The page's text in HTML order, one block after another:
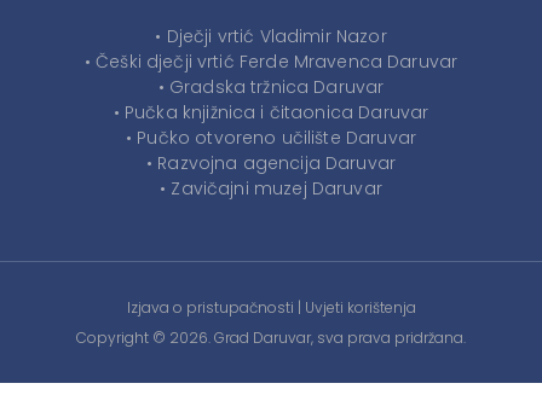
• Dječji vrtić Vladimir Nazor
• Češki dječji vrtić Ferde Mravenca Daruvar
• Gradska tržnica Daruvar
• Pučka knjižnica i čitaonica Daruvar
• Pučko otvoreno učilište Daruvar
• Razvojna agencija Daruvar
• Zavičajni muzej Daruvar
Izjava o pristupačnosti | Uvjeti korištenja
Copyright © 2026. Grad Daruvar, sva prava pridržana.